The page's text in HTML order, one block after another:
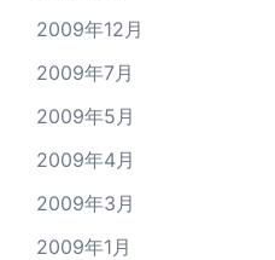
2009年12月
2009年7月
2009年5月
2009年4月
2009年3月
2009年1月